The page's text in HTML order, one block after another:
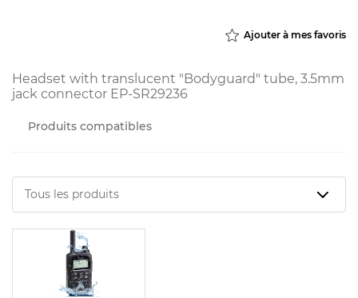
Ajouter à mes favoris
Headset with translucent "Bodyguard" tube, 3.5mm
jack connector EP-SR29236
Produits compatibles